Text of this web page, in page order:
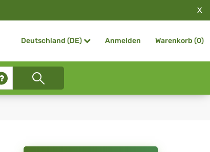
X
Deutschland (DE) Anmelden Warenkorb (0)